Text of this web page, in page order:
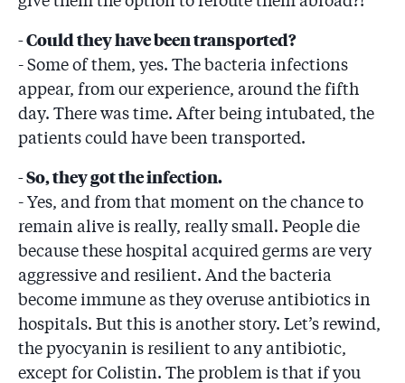
- Could they have been transported?
- Some of them, yes. The bacteria infections
appear, from our experience, around the fifth
day. There was time. After being intubated, the
patients could have been transported.
- So, they got the infection.
- Yes, and from that moment on the chance to
remain alive is really, really small. People die
because these hospital acquired germs are very
aggressive and resilient. And the bacteria
become immune as they overuse antibiotics in
hospitals. But this is another story. Let’s rewind,
the pyocyanin is resilient to any antibiotic,
except for Colistin. The problem is that if you